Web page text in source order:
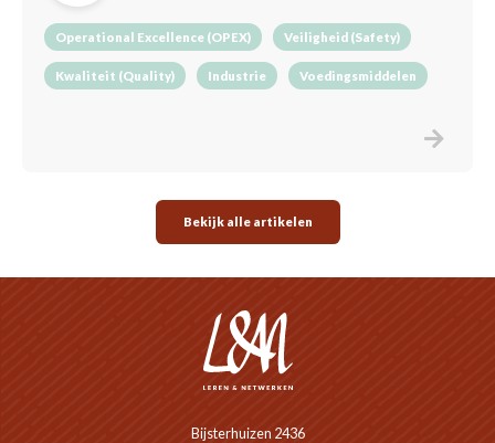
Operational Excellence (OPEX) Veiligheid (Safety)
Kwaliteit (Quality) Industrie Voedingsmiddelen
Bekijk alle artikelen
Bijsterhuizen 2436